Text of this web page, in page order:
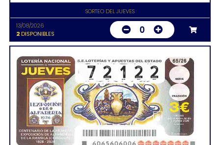
SORTEO DEL JUEVES
13/08/2026
2DISPONIBLES 0